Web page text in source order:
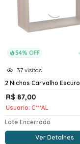
54% OFF
37 visitas
2 Nichos Carvalho Escuro
R$ 87,00
Usuario: C***AL
Lote Encerrado
Ver Detalhes